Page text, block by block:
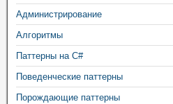
Администрирование
Алгоритмы
Паттерны на C#
Поведенческие паттерны
Порождающие паттерны